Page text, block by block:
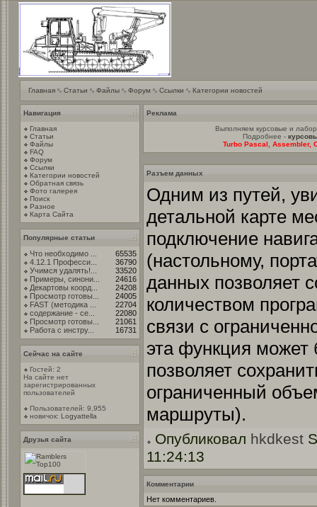
Главная Статьи Файлы Форум Ссылки Категории новостей
Навигация
Главная
Статьи
Файлы
FAQ
Форум
Ссылки
Категории новостей
Обратная связь
Фото галерея
Поиск
Разное
Карта Сайта
Популярные статьи
Что необходимо ...
65535
4.12.1 Професси...
36790
Учимся удалять!...
33520
Примеры, синони...
24616
Декартовы коорд...
24208
Просмотр готовы...
24005
FAST (методика ...
22704
содержание - се...
22080
Просмотр готовы...
21061
Работа с инстру...
16731
Сейчас на сайте
Гостей: 2
На сайте нет
зарегистрированных
пользователей
Пользователей: 9,955
новичок: Logyattella
Друзья сайта
Реклама
Выполняем курсовые и
Подробнее -
Turbo Pascal, Assembler,
Разъем данных
Одним из путей,
детальной карте
подключение
(настольному,
данных позволяет
количеством
связи с
эта функция может
позволяет
ограниченный
маршруты).
Опубликовал hkdkest
11:24:13
Комментарии
Нет комментариев.